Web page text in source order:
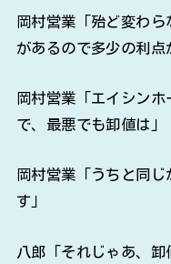
岡村営業「殆ど変わ
があるので多少の利点
岡村営業「エイシン
で、最悪でも卸値は」
岡村営業「うちと同
す」
八郎「それじゃあ、